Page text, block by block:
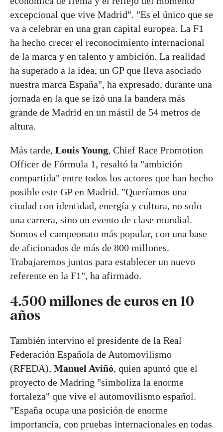
excepcional que vive Madrid". "Es el único que se
va a celebrar en una gran capital europea. La F1
ha hecho crecer el reconocimiento internacional
de la marca y en talento y ambición. La realidad
ha superado a la idea, un GP que lleva asociado
nuestra marca España", ha expresado, durante una
jornada en la que se izó una la bandera más
grande de Madrid en un mástil de 54 metros de
altura.
Más tarde, Louis Young, Chief Race Promotion
Officer de Fórmula 1, resaltó la "ambición
compartida" entre todos los actores que han hecho
posible este GP en Madrid. "Queríamos una
ciudad con identidad, energía y cultura, no solo
una carrera, sino un evento de clase mundial.
Somos el campeonato más popular, con una base
de aficionados de más de 800 millones.
Trabajaremos juntos para establecer un nuevo
referente en la F1", ha afirmado.
4.500 millones de euros en 10
años
También intervino el presidente de la Real
Federación Española de Automovilismo
(RFEDA), Manuel Aviñó, quien apuntó que el
proyecto de Madring "simboliza la enorme
fortaleza" que vive el automovilismo español.
"España ocupa una posición de enorme
importancia, con pruebas internacionales en todas